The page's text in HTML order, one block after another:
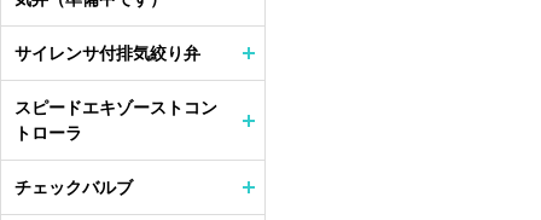
サイレンサ付排気絞り弁
スピードエキゾーストコン
トローラ
チェックバルブ